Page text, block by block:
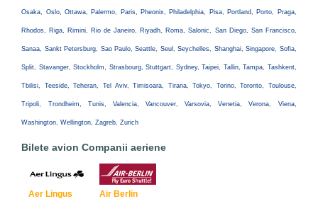
Osaka, Oslo, Ottawa, Palermo, Paris, Pheonix, Philadelphia, Pisa, Portland, Porto, Praga,
Rhodos, Riga, Rimini, Rio de Janeiro, Riyadh, Roma, Salonic, San Diego, San Francisco,
Sanaa, Sankt Petersburg, Sao Paulo, Seattle, Seul, Seychelles, Shanghai, Singapore, Sofia,
Split, Stavanger, Stockholm, Strasbourg, Stuttgart, Sydney, Taipei, Tallin, Tampa, Tashkent,
Tbilisi, Teeside, Teheran, Tel Aviv, Timisoara, Tirana, Tokyo, Torino, Toronto, Toulouse,
Tripoli, Trondheim, Tunis, Valencia, Vancouver, Varsovia, Venetia, Verona, Viena,
Washington, Wellington, Zagreb, Zurich
Bilete avion Companii aeriene
Aer Lingus
Air Berlin